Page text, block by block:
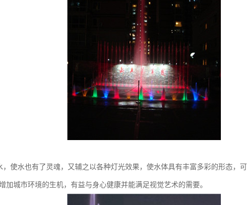
，使水也有了灵魂，又辅之以各种灯光效果，使水体具有丰富多彩的形态，
加城市环境的生机，有益与身心健康并能满足视觉艺术的需要。